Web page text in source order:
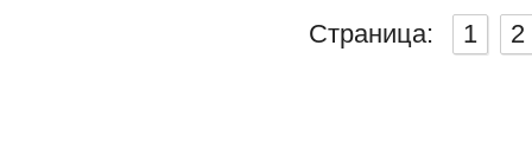
Страница: 1 2